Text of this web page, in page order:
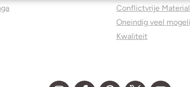
Conflictvrije
Oneindig veel
Kwaliteit